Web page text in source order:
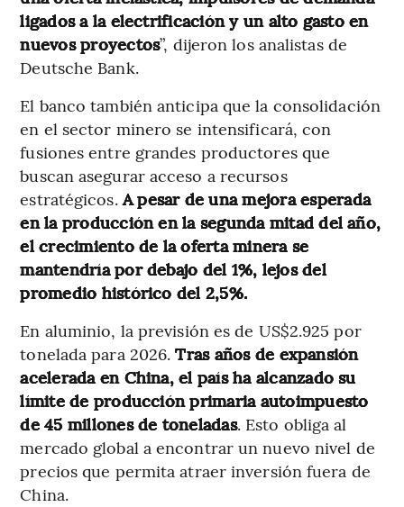
ligados a la electrificación y un alto gasto en
nuevos proyectos”, dijeron los analistas de
Deutsche Bank.
El banco también anticipa que la consolidación
en el sector minero se intensificará, con
fusiones entre grandes productores que
buscan asegurar acceso a recursos
estratégicos.A pesar de una mejora esperada
en la producción en la segunda mitad del año,
el crecimiento de la oferta minera se
mantendría por debajo del 1%, lejos del
promedio histórico del 2,5%.
En aluminio, la previsión es de US$2.925 por
tonelada para 2026.Tras años de expansión
acelerada en China, el país ha alcanzado su
límite de producción primaria autoimpuesto
de 45 millones de toneladas. Esto obliga al
mercado global a encontrar un nuevo nivel de
precios que permita atraer inversión fuera de
China.